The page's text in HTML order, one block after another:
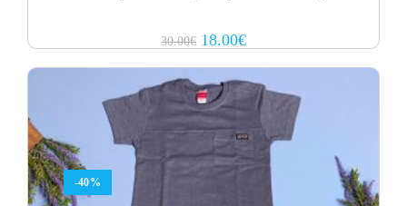
30.00€ Original
price
18.00€Current
price
-40%